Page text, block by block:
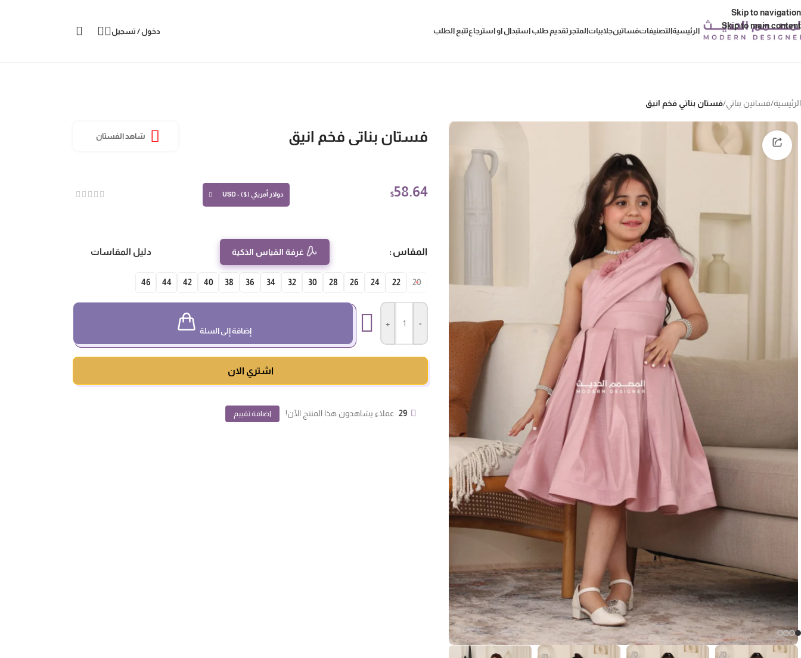
Skip to navigation
Skip to main content
الرئيسيةالتصنيفاتفساتينجلابياتالمتجر تقديم طلب استبدال او استرجاعتتبع الطلب دخول / تسجيل
الرئيسية/فساتين بناتي/فستان بناتي فخم انيق
فستان بناتي فخم انيق شاهد الفستان
$58.64 دولار أمريكي ($) - USD
المقاس غرفة القياس الذكية دليل المقاسات
20
22
24
26
28
30
32
34
36
38
40
42
44
46
-
+
إضافة إلى السلة
اشتري الان
29 عملاء يشاهدون هذا المنتج الآن! اضافة تقييم